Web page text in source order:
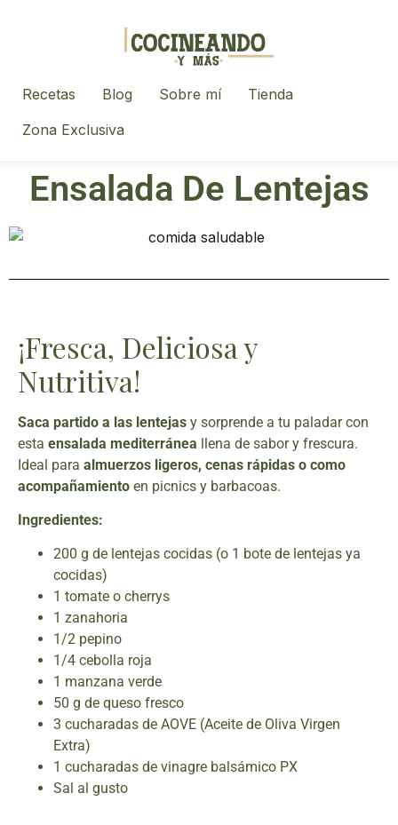
Recetas Blog Sobre mí
Tienda
Zona Exclusiva
Ensalada De Lentejas
¡Fresca, Deliciosa y
Nutritiva!
Saca partido a las lentejas y sorprende a tu paladar con
esta ensalada mediterránea llena de sabor y frescura.
Ideal para almuerzos ligeros, cenas rápidas o como
acompañamiento en picnics y barbacoas.
Ingredientes:
200 g de lentejas cocidas (o 1 bote de lentejas ya
cocidas)
1 tomate o cherrys
1 zanahoria
1/2 pepino
1/4 cebolla roja
1 manzana verde
50 g de queso fresco
3 cucharadas de AOVE (Aceite de Oliva Virgen
Extra)
1 cucharadas de vinagre balsámico PX
Sal al gusto